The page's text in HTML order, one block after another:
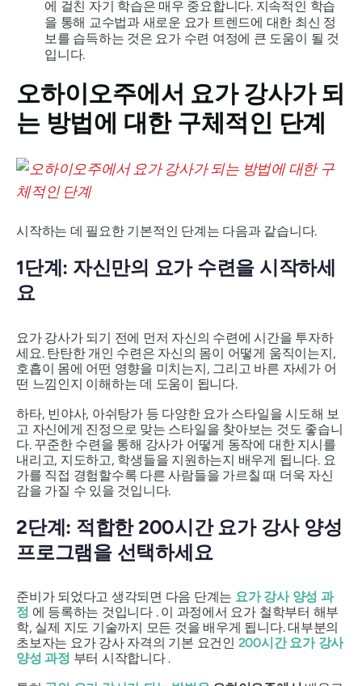
에 걸친 자기 학습은 매우 중요합니다. 지속적인 학습
을 통해 교수법과 새로운 요가 트렌드에 대한 최신 정
보를 습득하는 것은 요가 수련 여정에 큰 도움이 될 것
입니다.
오하이오주에서 요가 강사가 되
는 방법에 대한 구체적인 단계
시작하는 데 필요한 기본적인 단계는 다음과 같습니다.
1단계: 자신만의 요가 수련을 시작하세
요
요가 강사가 되기 전에 먼저 자신의 수련에 시간을 투자하
세요. 탄탄한 개인 수련은 자신의 몸이 어떻게 움직이는지,
호흡이 몸에 어떤 영향을 미치는지, 그리고 바른 자세가 어
떤 느낌인지 이해하는 데 도움이 됩니다.
하타, 빈야사, 아쉬탕가 등 다양한 요가 스타일을 시도해 보
고 자신에게 진정으로 맞는 스타일을 찾아보는 것도 좋습니
다. 꾸준한 수련을 통해 강사가 어떻게 동작에 대한 지시를
내리고, 지도하고, 학생들을 지원하는지 배우게 됩니다. 요
가를 직접 경험할수록 다른 사람들을 가르칠 때 더욱 자신
감을 가질 수 있을 것입니다.
2단계: 적합한 200시간 요가 강사 양성
프로그램을 선택하세요
준비가 되었다고 생각되면 다음 단계는 요가 강사 양성 과
정 에 등록하는 것입니다 . 이 과정에서 요가 철학부터 해부
학, 실제 지도 기술까지 모든 것을 배우게 됩니다. 대부분의
초보자는 요가 강사 자격의 기본 요건인 200시간 요가 강사
양성 과정 부터 시작합니다 .